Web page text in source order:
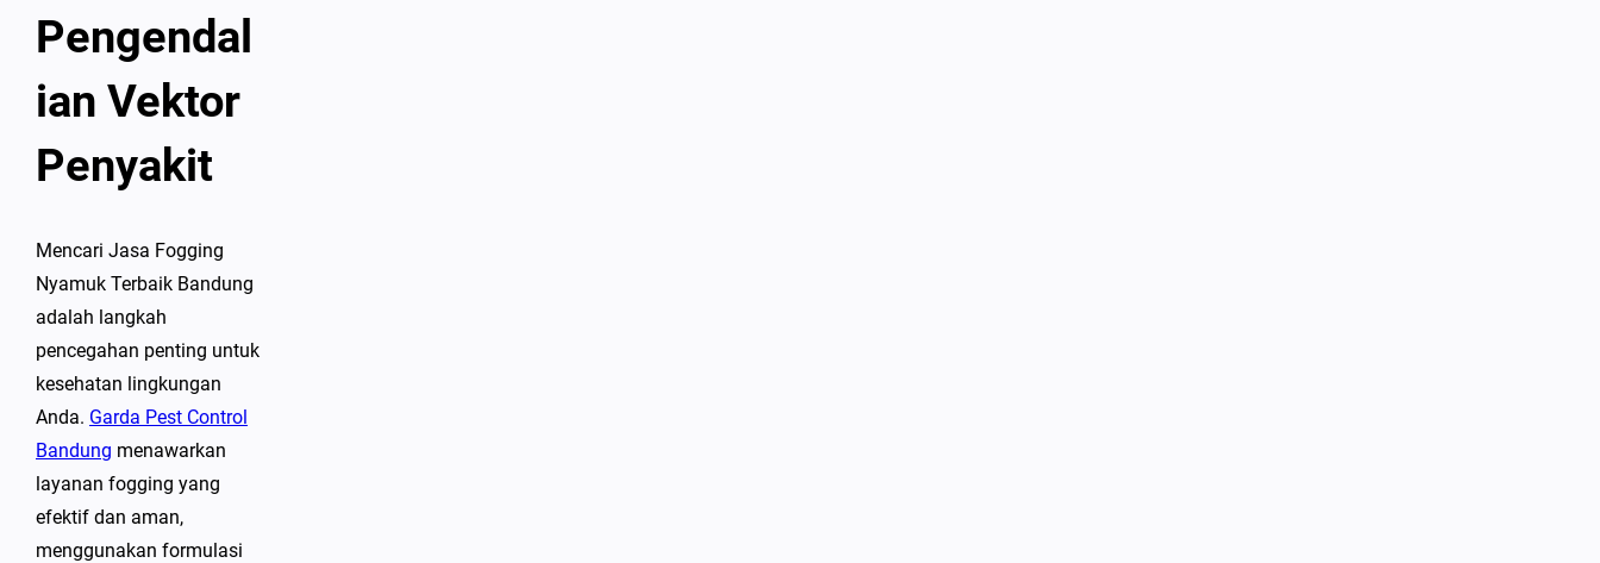
Pengendal
ian Vektor
Penyakit
Mencari Jasa Fogging
Nyamuk Terbaik Bandung
adalah langkah
pencegahan penting untuk
kesehatan lingkungan
Anda. Garda Pest Control
Bandung menawarkan
layanan fogging yang
efektif dan aman,
menggunakan formulasi